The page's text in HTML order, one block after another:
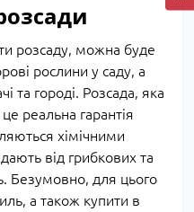
розсаду, можна буде
рослини у саду, а
та городі. Розсада, яка
реальна гарантія
хімічними
від грибкових та
Безумовно, для цього
а також купити в